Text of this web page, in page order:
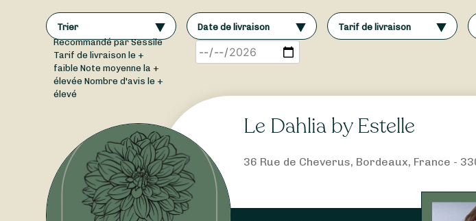
Trier
Recommandé par Sessile
Tarif de livraison le +
faible Note moyenne la +
élevée Nombre d'avis le +
élevé
Date de livraison Tarif de livraison
Le Dahlia by Estelle
36 Rue de Cheverus, Bordeaux, France -